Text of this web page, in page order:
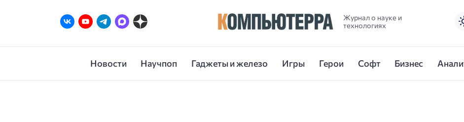
Журнал о науке и
технологиях
Новости Научпоп Гаджеты и железо Игры Герои Софт Бизнес